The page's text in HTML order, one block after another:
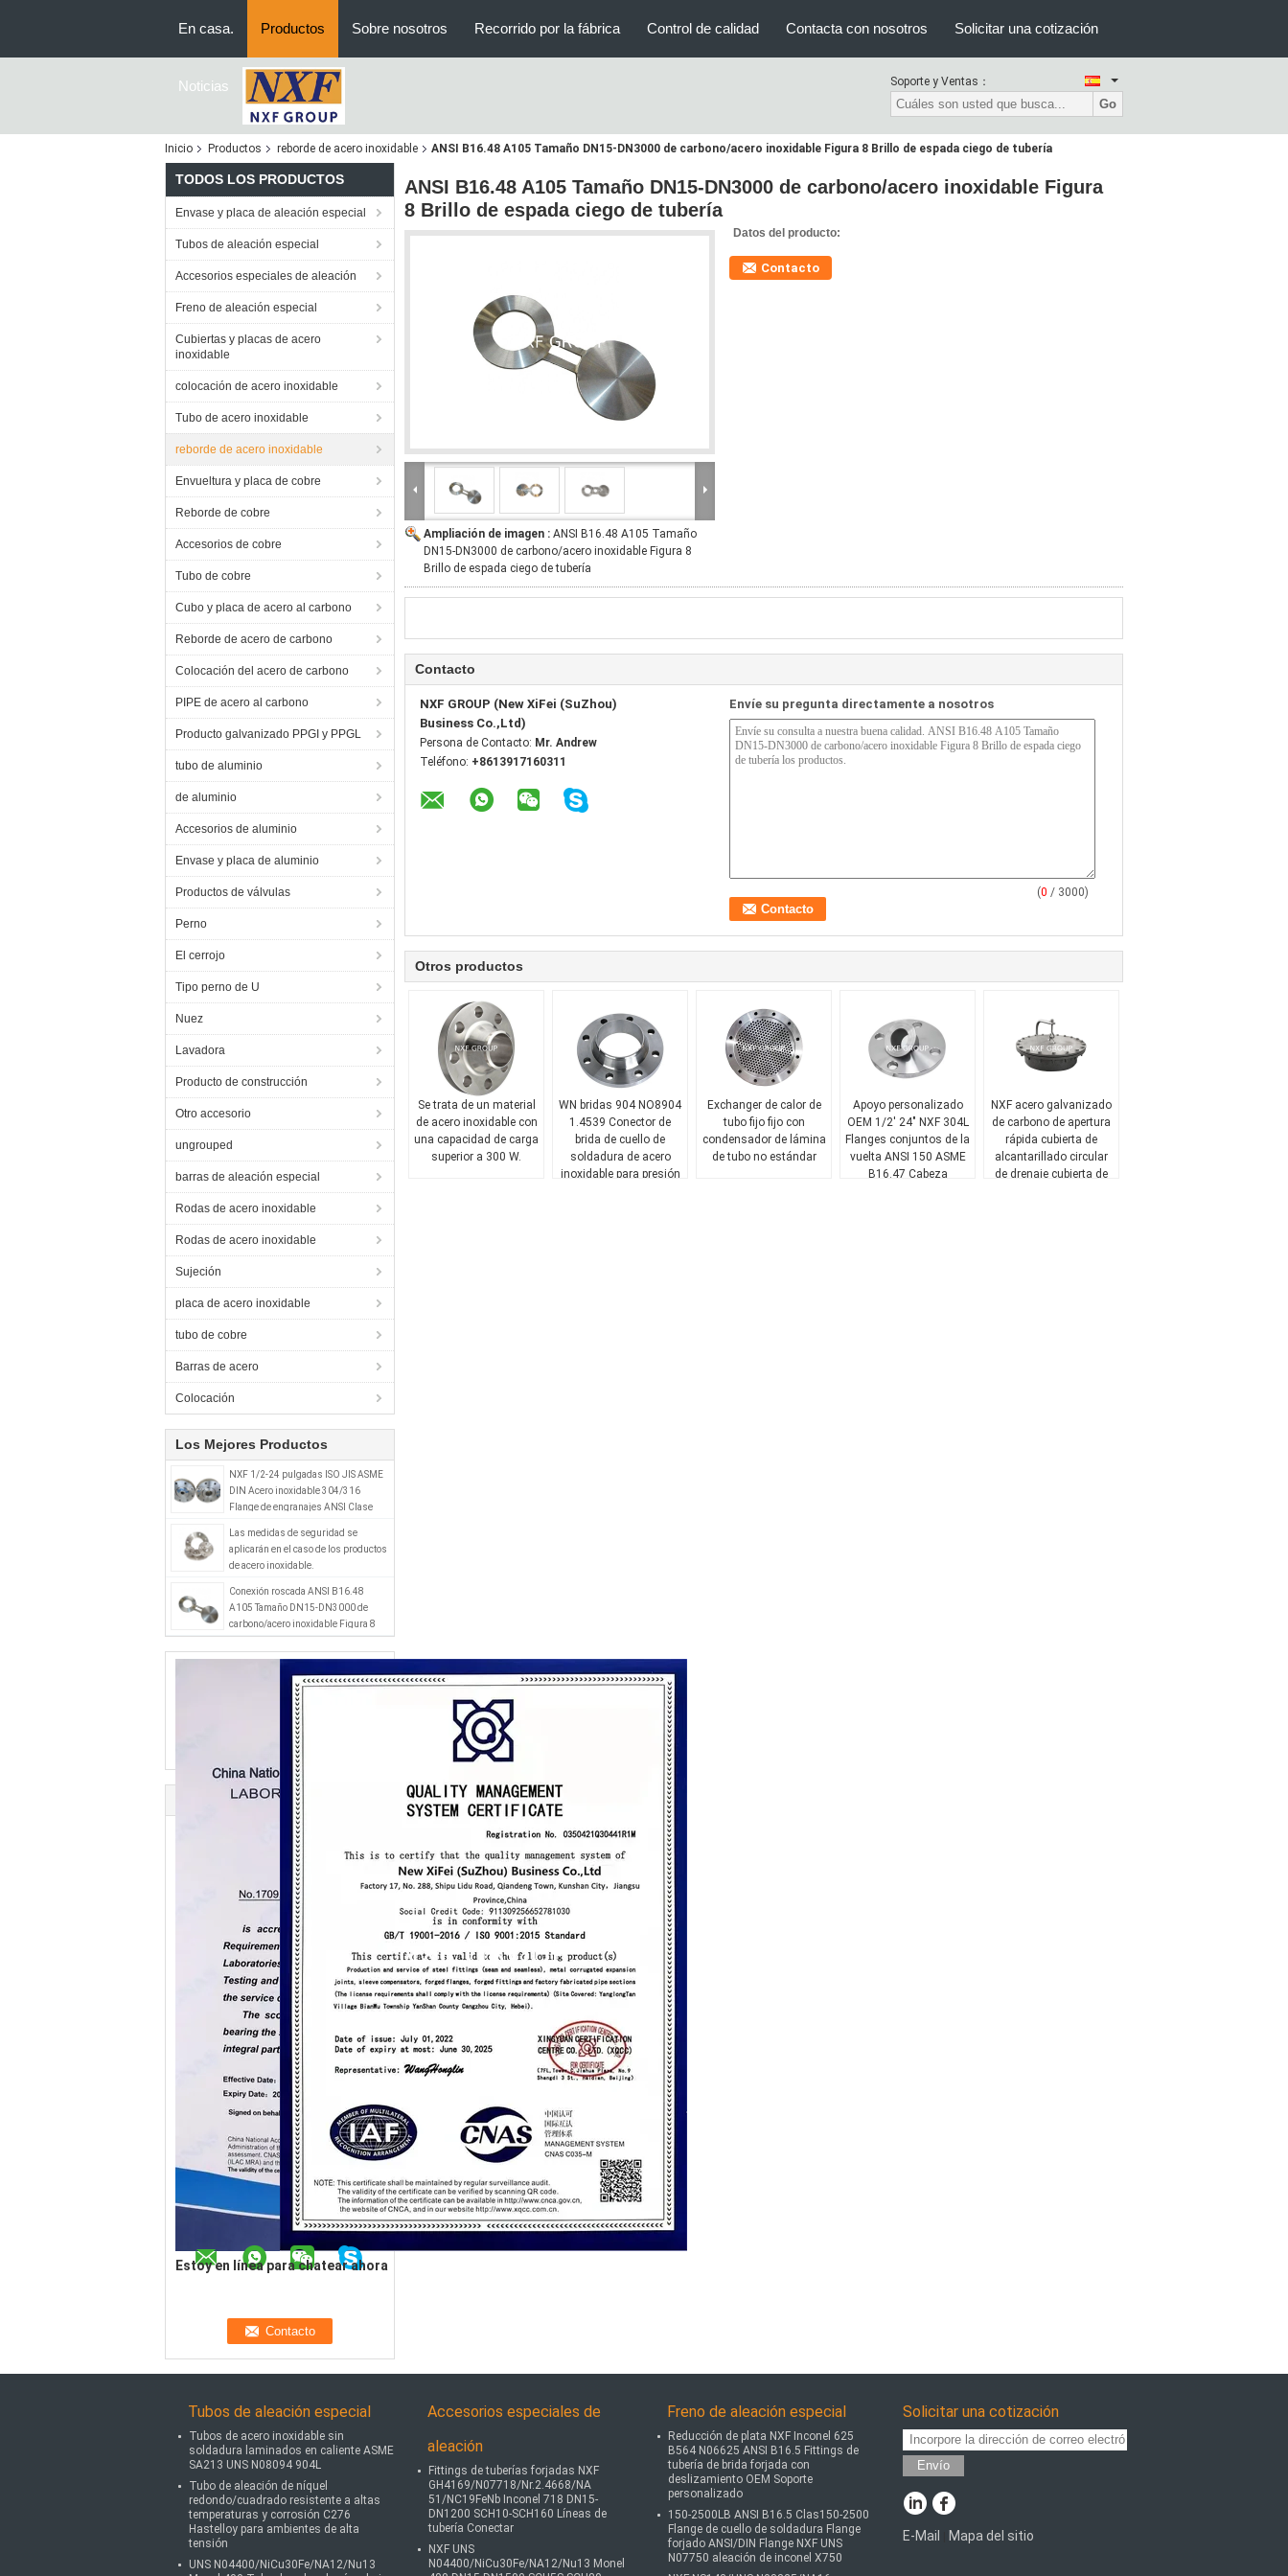
En casa. Productos Sobre nosotros Recorrido por la fábrica Control de calidad Contacta con nosotros Solicitar una cotización
Noticias Soporte y Ventas：
Go
Inicio Productos reborde de acero inoxidable ANSI B16.48 A105 Tamaño DN15-DN3000 de carbono/acero inoxidable Figura 8 Brillo de espada ciego de tubería
TODOS LOS PRODUCTOS
Envase y placa de aleación especial
Tubos de aleación especial
Accesorios especiales de aleación
Freno de aleación especial
Cubiertas y placas de acero
inoxidable
colocación de acero inoxidable
Tubo de acero inoxidable
reborde de acero inoxidable
Envueltura y placa de cobre
Reborde de cobre
Accesorios de cobre
Tubo de cobre
Cubo y placa de acero al carbono
Reborde de acero de carbono
Colocación del acero de carbono
PIPE de acero al carbono
Producto galvanizado PPGI y PPGL
tubo de aluminio
de aluminio
Accesorios de aluminio
Envase y placa de aluminio
Productos de válvulas
Perno
El cerrojo
Tipo perno de U
Nuez
Lavadora
Producto de construcción
Otro accesorio
ungrouped
barras de aleación especial
Rodas de acero inoxidable
Rodas de acero inoxidable
Sujeción
placa de acero inoxidable
tubo de cobre
Barras de acero
Colocación
Los Mejores Productos
NXF 1/2-24 pulgadas ISO JIS ASME
DIN Acero inoxidable 304/316
Flange de engranajes ANSI Clase
Flange estándar ANSI
Las medidas de seguridad se
aplicarán en el caso de los productos
de acero inoxidable.
Conexión roscada ANSI B16.48
A105 Tamaño DN15-DN3000 de
carbono/acero inoxidable Figura 8
Estoy en línea para chatear ahora
ANSI B16.48 A105 Tamaño DN15-DN3000 de carbono/acero inoxidable Figura
8 Brillo de espada ciego de tubería
Ampliación de imagen : ANSI B16.48 A105 Tamaño
DN15-DN3000 de carbono/acero inoxidable Figura 8
Brillo de espada ciego de tubería
Datos del producto:
Contacto
Contacto
NXF GROUP (New XiFei (SuZhou)
Business Co.,Ltd)
Persona de Contacto: Mr. Andrew
Teléfono: +8613917160311
Envíe su pregunta directamente a nosotros
(0 / 3000)
Otros productos
Se trata de un material
de acero inoxidable con
una capacidad de carga
superior a 300 W.
WN bridas 904 NO8904
1.4539 Conector de
brida de cuello de
soldadura de acero
inoxidable para presión
Exchanger de calor de
tubo fijo fijo con
condensador de lámina
de tubo no estándar
Apoyo personalizado
OEM 1/2' 24" NXF 304L
Flanges conjuntos de la
vuelta ANSI 150 ASME
B16.47 Cabeza
NXF acero galvanizado
de carbono de apertura
rápida cubierta de
alcantarillado circular
de drenaje cubierta de
Tubos de aleación especial
Tubos de acero inoxidable sin
soldadura laminados en caliente ASME
SA213 UNS N08094 904L
Tubo de aleación de níquel
redondo/cuadrado resistente a altas
temperaturas y corrosión C276
Hastelloy para ambientes de alta
tensión
UNS N04400/NiCu30Fe/NA12/Nu13
Accesorios especiales de
aleación
Fittings de tuberías forjadas NXF
GH4169/N07718/Nr.2.4668/NA
51/NC19FeNb Inconel 718 DN15-
DN1200 SCH10-SCH160 Líneas de
tubería Conectar
NXF UNS
N04400/NiCu30Fe/NA12/Nu13 Monel
Freno de aleación especial
Reducción de plata NXF Inconel 625
B564 N06625 ANSI B16.5 Fittings de
tubería de brida forjada con
deslizamiento OEM Soporte
personalizado
150-2500LB ANSI B16.5 Clas150-2500
Flange de cuello de soldadura Flange
forjado ANSI/DIN Flange NXF UNS
N07750 aleación de inconel X750
Solicitar una cotización
Envío
E-Mail Mapa del sitio